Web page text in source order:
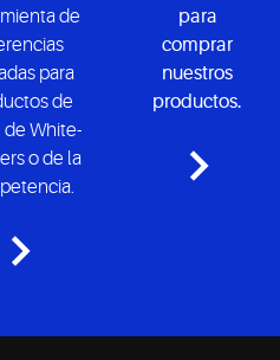
de
para
de
de White-
o de la
para
comprar
nuestros
productos.